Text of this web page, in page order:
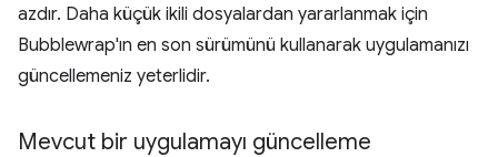
azdır. Daha küçük ikili dosyalardan yararlanmak için
Bubblewrap'ın en son sürümünü kullanarak uygulamanızı
güncellemeniz yeterlidir.
Mevcut bir uygulamayı güncelleme